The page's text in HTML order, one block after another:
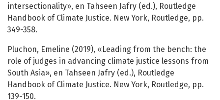
intersectionality», en Tahseen Jafry (ed.), Routledge
Handbook of Climate Justice. New York, Routledge, pp.
349-358.
Pluchon, Emeline (2019), «Leading from the bench: the
role of judges in advancing climate justice lessons from
South Asia», en Tahseen Jafry (ed.), Routledge
Handbook of Climate Justice. New York, Routledge, pp.
139-150.